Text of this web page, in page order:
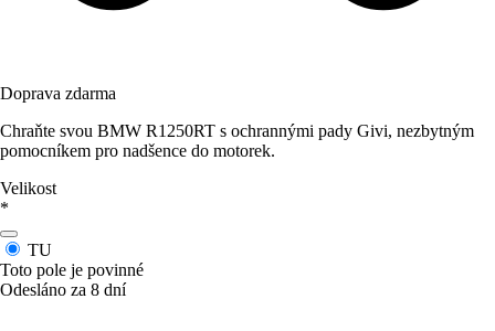
Doprava zdarma
Chraňte svou BMW R1250RT s ochrannými pady Givi, nezbytným
pomocníkem pro nadšence do motorek.
Velikost
*
TU
Toto pole je povinné
Odesláno za 8 dní